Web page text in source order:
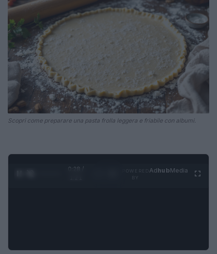
Scopri come preparare una pasta frolla leggera e friabile con albumi.
0:28 /
AdhubMedia